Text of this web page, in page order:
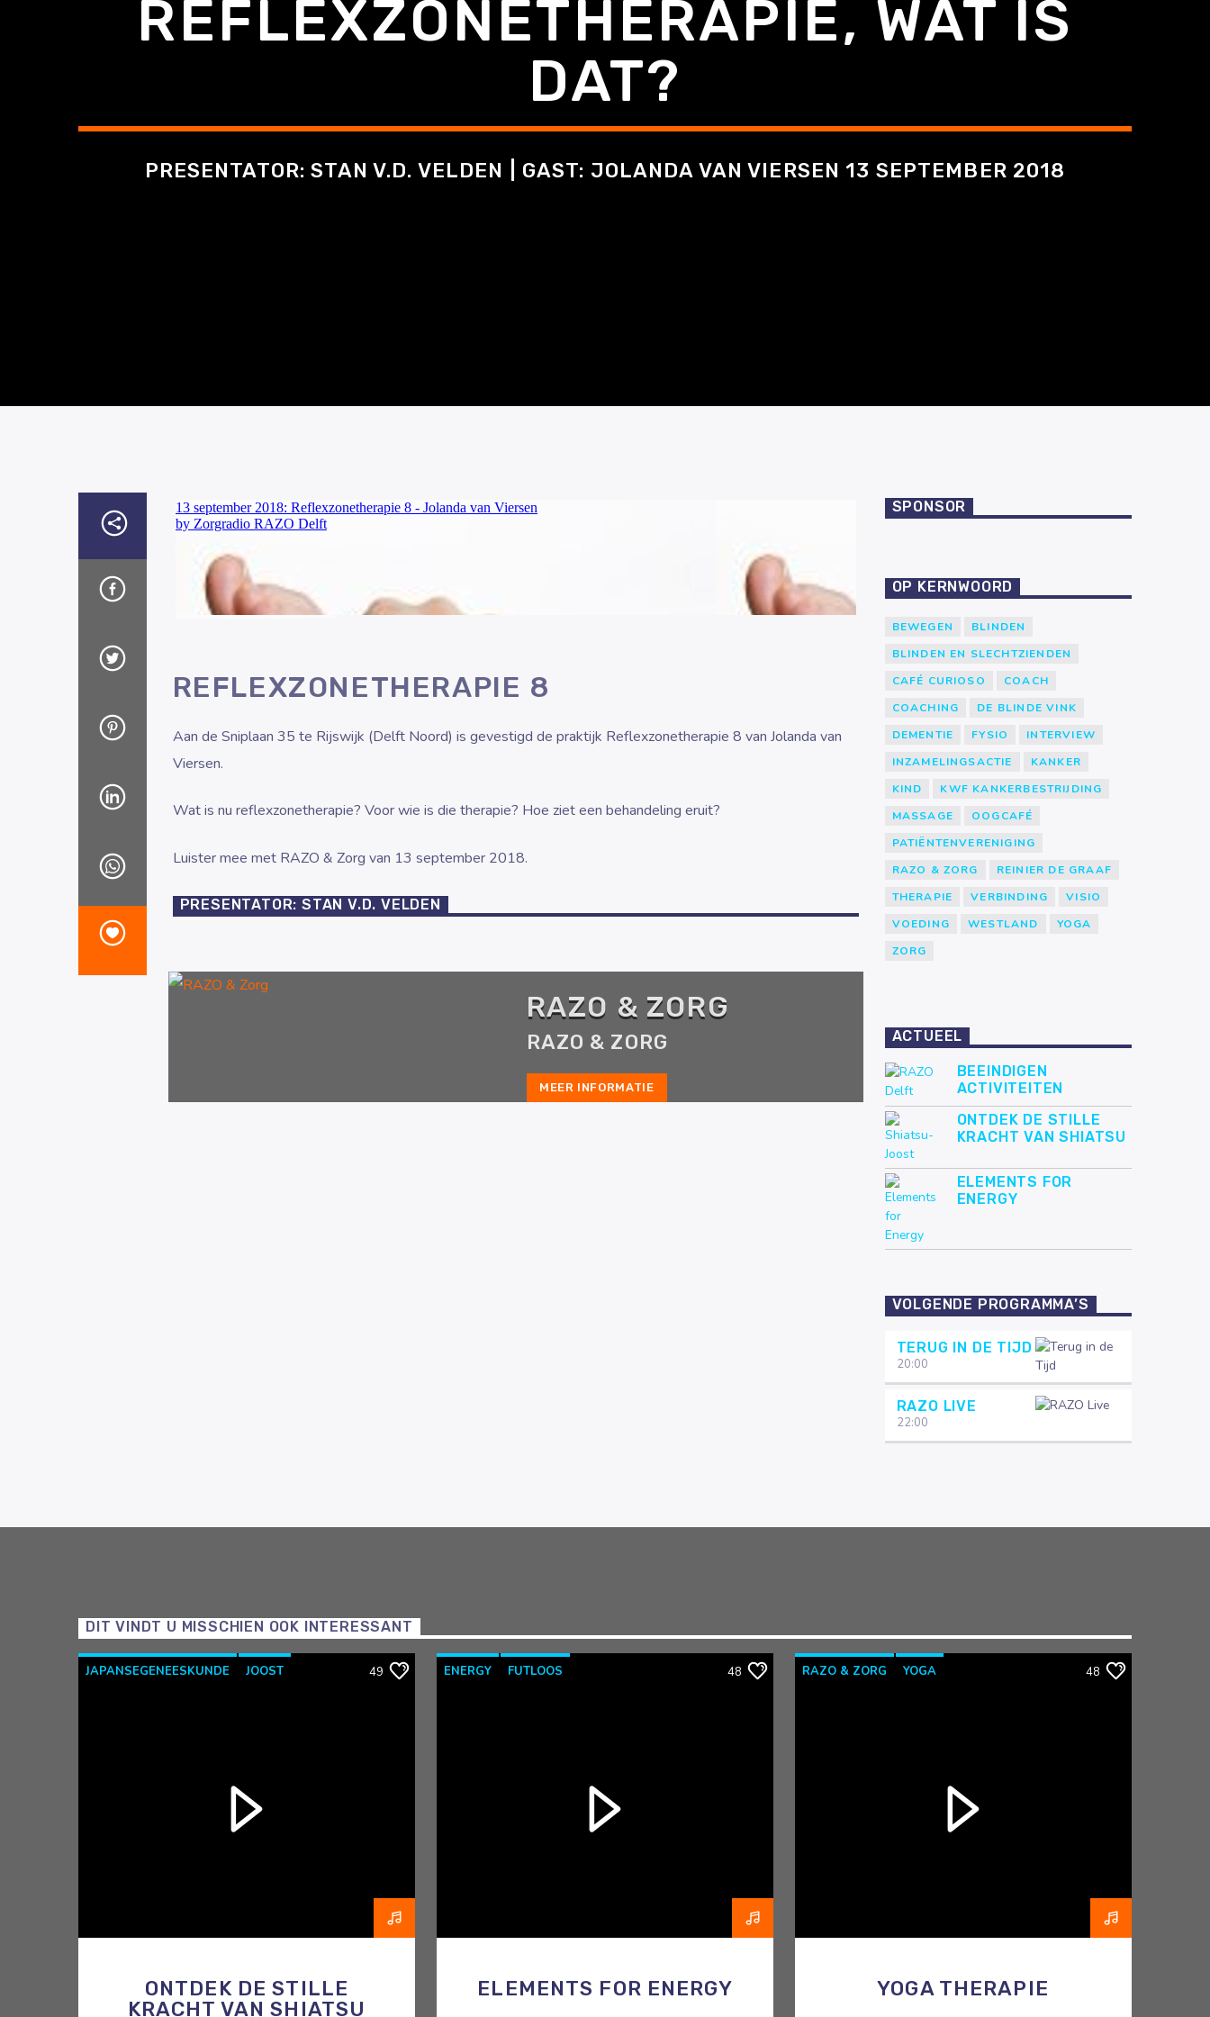
REFLEXZONETHERAPIE, WAT IS
DAT?
PRESENTATOR: STAN V.D. VELDEN | GAST: JOLANDA VAN VIERSEN 13 SEPTEMBER 2018
REFLEXZONETHERAPIE 8
Aan de Sniplaan 35 te Rijswijk (Delft Noord) is gevestigd de praktijk Reflexzonetherapie 8 van Jolanda van
Viersen.
Wat is nu reflexzonetherapie? Voor wie is die therapie? Hoe ziet een behandeling eruit?
Luister mee met RAZO & Zorg van 13 september 2018.
PRESENTATOR: STAN V.D. VELDEN
RAZO & ZORG
RAZO & ZORG
MEER INFORMATIE
SPONSOR
OP KERNWOORD
BEWEGEN
BLINDEN
BLINDEN EN SLECHTZIENDEN
CAFÉ CURIOSO
COACH
COACHING
DE BLINDE VINK
DEMENTIE
FYSIO
INTERVIEW
INZAMELINGSACTIE
KANKER
KIND
KWF KANKERBESTRIJDING
MASSAGE
OOGCAFÉ
PATIËNTENVERENIGING
RAZO & ZORG
REINIER DE GRAAF
THERAPIE
VERBINDING
VISIO
VOEDING
WESTLAND
YOGA
ZORG
ACTUEEL
BEEINDIGEN
ACTIVITEITEN
ONTDEK DE STILLE
KRACHT VAN SHIATSU
ELEMENTS FOR
ENERGY
VOLGENDE PROGRAMMA’S
TERUG IN DE TIJD
20:00
RAZO LIVE
22:00
DIT VINDT U MISSCHIEN OOK INTERESSANT
JAPANSEGENEESKUNDE
JOOST
49
ONTDEK DE STILLE
KRACHT VAN SHIATSU
ENERGY
FUTLOOS
48
ELEMENTS FOR ENERGY
RAZO & ZORG
YOGA
48
YOGA THERAPIE